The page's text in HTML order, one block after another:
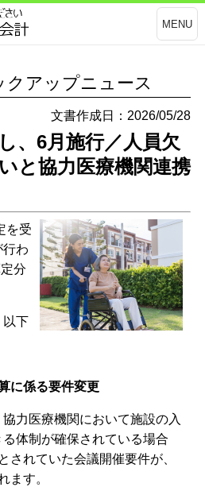
MENU
クアップニュース
文書作成日：2026/05/28
、6月施行／人員欠
と協力医療機関連携
を受
行わ
分
下
に係る要件変更
力医療機関において施設の入
体制が確保されている場合
されていた会議開催要件が、
ます。